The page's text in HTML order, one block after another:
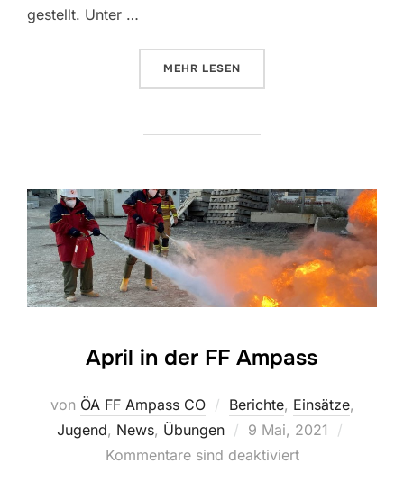
gestellt. Unter …
MEHR ÜBER „22.05.2021 WISSENSTEST
LESEN
April in der FF Ampass
von ÖA FF Ampass CO Berichte, Einsätze,
Jugend, News, Übungen
Veröffentlicht
am
9 Mai, 2021
Kommentare sind deaktiviert